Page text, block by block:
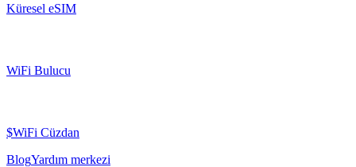
Küresel eSIM
WiFi Bulucu
$WiFi Cüzdan
BlogYardım merkezi